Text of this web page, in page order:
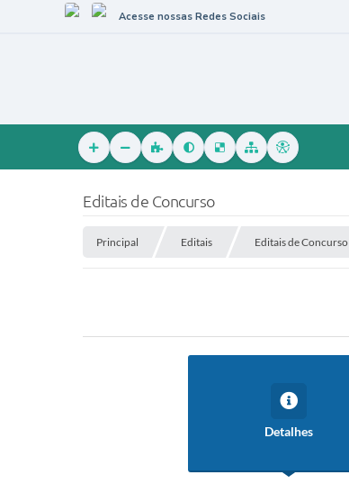
Acesse nossas Redes Sociais
Editais de Concurso
Principal Editais Editais de Concurso
Detalhes